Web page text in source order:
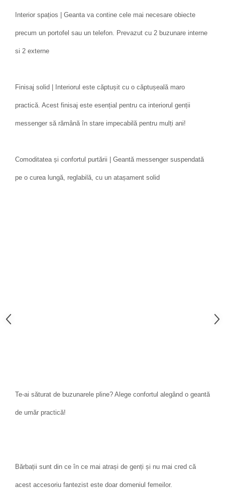
Interior spațios | Geanta va contine cele mai necesare obiecte
precum un portofel sau un telefon. Prevazut cu 2 buzunare interne
si 2 externe
Finisaj solid | Interiorul este căptușit cu o căptușeală maro
practică. Acest finisaj este esențial pentru ca interiorul genții
messenger să rămână în stare impecabilă pentru mulți ani!
Comoditatea și confortul purtării | Geantă messenger suspendată
pe o curea lungă, reglabilă, cu un atașament solid
Te-ai săturat de buzunarele pline? Alege confortul alegând o geantă
de umăr practică!
Bărbații sunt din ce în ce mai atrași de genți și nu mai cred că
acest accesoriu fantezist este doar domeniul femeilor.